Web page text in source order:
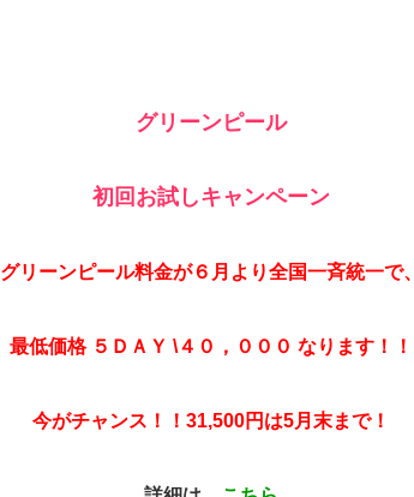
グリーンピール
初回お試しキャンペーン
グリーンピール料金が６月より全国一斉統一で、
最低価格 ５ＤＡＹ \４０，０００ なります！！
今がチャンス！！31,500円は5月末まで！